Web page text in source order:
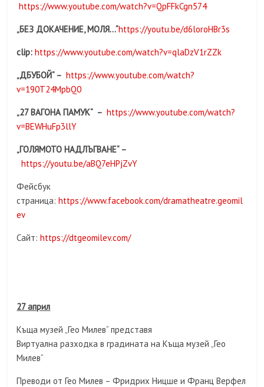
https://www.youtube.com/watch?v=QpFFkCgn574
„БЕЗ ДОКАЧЕНИЕ, МОЛЯ…“https://youtu.be/d6loroHBr3s
clip:https://www.youtube.com/watch?v=qlaDzV1rZZk
„ДБУБОЙ“–https://www.youtube.com/watch?
v=190T24MpbQ0
„27 ВАГОНА ПАМУК“ –https://www.youtube.com/watch?
v=BEWHuFp3llY
„ГОЛЯМОТО НАДЛЪГВАНЕ“ –
https://youtu.be/aBQ7eHPjZvY
Фейсбук
страница:https://www.facebook.com/dramatheatre.geomil
ev
Сайт:https://dtgeomilev.com/
27 април
Къща музей „Гео Милев“ представя
Виртуална разходка в градината на Къща музей „Гео
Милев“
Преводи от Гео Милев – Фридрих Ницше и Франц Верфел